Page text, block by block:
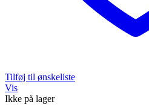
Tilføj til ønskeliste
Vis
Ikke på lager